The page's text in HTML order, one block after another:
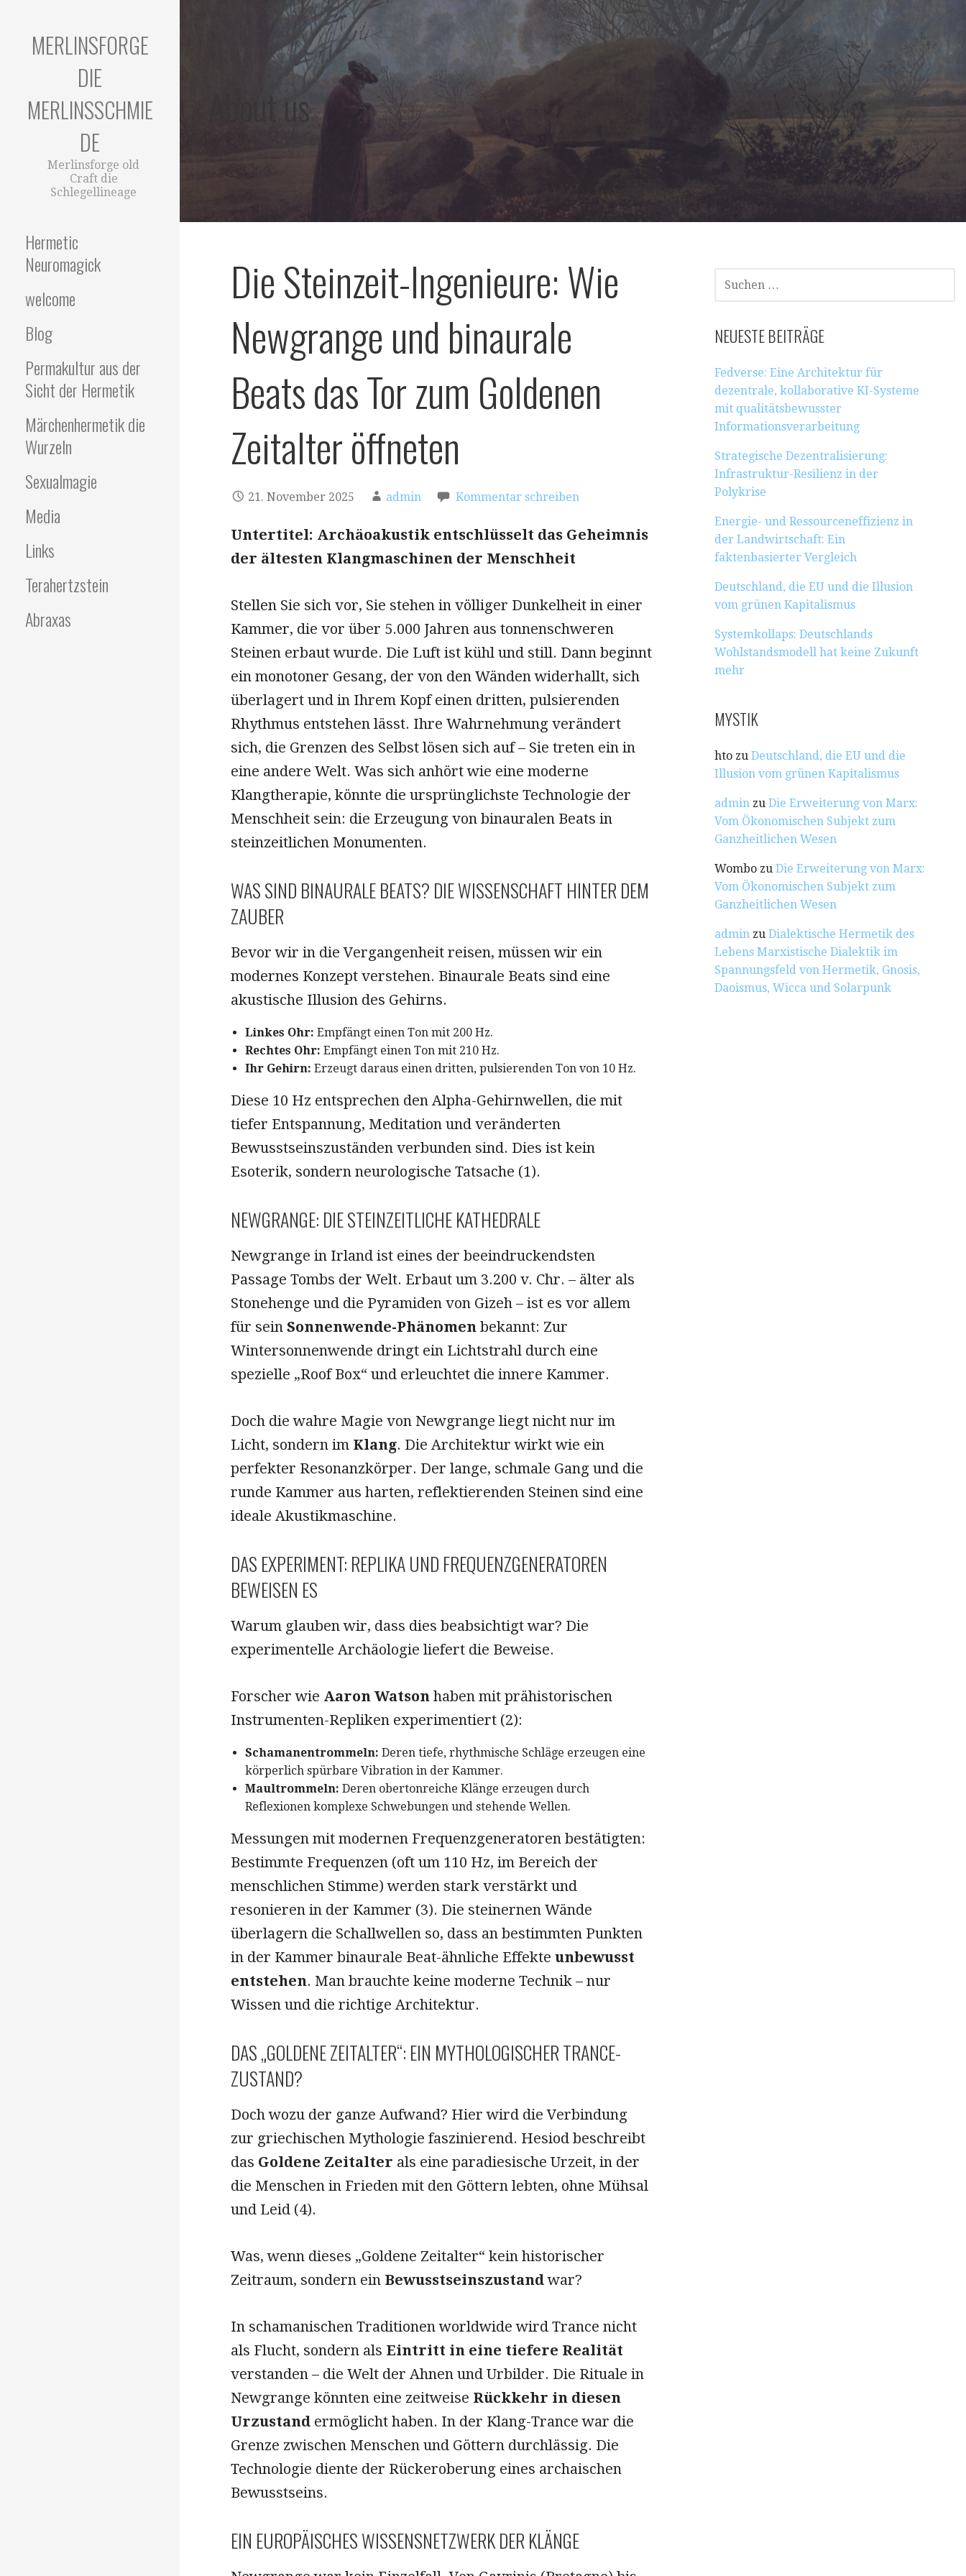
MERLINSFORGE
DIE
MERLINSSCHMIE
DE
Merlinsforge old
Craft die
Schlegellineage
Hermetic
Neuromagick
welcome
Blog
Permakultur aus der
Sicht der Hermetik
Märchenhermetik die
Wurzeln
Sexualmagie
Media
Links
Terahertzstein
Abraxas
About us
Die Steinzeit-Ingenieure: Wie
Newgrange und binaurale
Beats das Tor zum Goldenen
Zeitalter öffneten
21. November 2025 admin Kommentar schreiben
Untertitel: Archäoakustik entschlüsselt das Geheimnis
der ältesten Klangmaschinen der Menschheit
Stellen Sie sich vor, Sie stehen in völliger Dunkelheit in einer
Kammer, die vor über 5.000 Jahren aus tonnenschweren
Steinen erbaut wurde. Die Luft ist kühl und still. Dann beginnt
ein monotoner Gesang, der von den Wänden widerhallt, sich
überlagert und in Ihrem Kopf einen dritten, pulsierenden
Rhythmus entstehen lässt. Ihre Wahrnehmung verändert
sich, die Grenzen des Selbst lösen sich auf – Sie treten ein in
eine andere Welt. Was sich anhört wie eine moderne
Klangtherapie, könnte die ursprünglichste Technologie der
Menschheit sein: die Erzeugung von binauralen Beats in
steinzeitlichen Monumenten.
WAS SIND BINAURALE BEATS? DIE WISSENSCHAFT HINTER DEM
ZAUBER
Bevor wir in die Vergangenheit reisen, müssen wir ein
modernes Konzept verstehen. Binaurale Beats sind eine
akustische Illusion des Gehirns.
Linkes Ohr: Empfängt einen Ton mit 200 Hz.
Rechtes Ohr: Empfängt einen Ton mit 210 Hz.
Ihr Gehirn: Erzeugt daraus einen dritten, pulsierenden Ton von 10 Hz.
Diese 10 Hz entsprechen den Alpha-Gehirnwellen, die mit
tiefer Entspannung, Meditation und veränderten
Bewusstseinszuständen verbunden sind. Dies ist kein
Esoterik, sondern neurologische Tatsache (1).
NEWGRANGE: DIE STEINZEITLICHE KATHEDRALE
Newgrange in Irland ist eines der beeindruckendsten
Passage Tombs der Welt. Erbaut um 3.200 v. Chr. – älter als
Stonehenge und die Pyramiden von Gizeh – ist es vor allem
für sein Sonnenwende-Phänomen bekannt: Zur
Wintersonnenwende dringt ein Lichtstrahl durch eine
spezielle „Roof Box“ und erleuchtet die innere Kammer.
Doch die wahre Magie von Newgrange liegt nicht nur im
Licht, sondern im Klang. Die Architektur wirkt wie ein
perfekter Resonanzkörper. Der lange, schmale Gang und die
runde Kammer aus harten, reflektierenden Steinen sind eine
ideale Akustikmaschine.
DAS EXPERIMENT: REPLIKA UND FREQUENZGENERATOREN
BEWEISEN ES
Warum glauben wir, dass dies beabsichtigt war? Die
experimentelle Archäologie liefert die Beweise.
Forscher wie Aaron Watson haben mit prähistorischen
Instrumenten-Repliken experimentiert (2):
Schamanentrommeln: Deren tiefe, rhythmische Schläge erzeugen eine
körperlich spürbare Vibration in der Kammer.
Maultrommeln: Deren obertonreiche Klänge erzeugen durch
Reflexionen komplexe Schwebungen und stehende Wellen.
Messungen mit modernen Frequenzgeneratoren bestätigten:
Bestimmte Frequenzen (oft um 110 Hz, im Bereich der
menschlichen Stimme) werden stark verstärkt und
resonieren in der Kammer (3). Die steinernen Wände
überlagern die Schallwellen so, dass an bestimmten Punkten
in der Kammer binaurale Beat-ähnliche Effekte unbewusst
entstehen. Man brauchte keine moderne Technik – nur
Wissen und die richtige Architektur.
DAS „GOLDENE ZEITALTER“: EIN MYTHOLOGISCHER TRANCE-
ZUSTAND?
Doch wozu der ganze Aufwand? Hier wird die Verbindung
zur griechischen Mythologie faszinierend. Hesiod beschreibt
das Goldene Zeitalter als eine paradiesische Urzeit, in der
die Menschen in Frieden mit den Göttern lebten, ohne Mühsal
und Leid (4).
Was, wenn dieses „Goldene Zeitalter“ kein historischer
Zeitraum, sondern ein Bewusstseinszustandwar?
In schamanischen Traditionen worldwide wird Trance nicht
als Flucht, sondern als Eintritt in eine tiefere Realität
verstanden – die Welt der Ahnen und Urbilder. Die Rituale in
Newgrange könnten eine zeitweise Rückkehr in diesen
Urzustand ermöglicht haben. In der Klang-Trance war die
Grenze zwischen Menschen und Göttern durchlässig. Die
Technologie diente der Rückeroberung eines archaischen
Bewusstseins.
EIN EUROPÄISCHES WISSENSNETZWERK DER KLÄNGE
SUCHEN
NACH:
NEUESTE BEITRÄGE
Fedverse: Eine Architektur für
dezentrale, kollaborative KI-Systeme
mit qualitätsbewusster
Informationsverarbeitung
Strategische Dezentralisierung:
Infrastruktur-Resilienz in der
Polykrise
Energie- und Ressourceneffizienz in
der Landwirtschaft: Ein
faktenbasierter Vergleich
Deutschland, die EU und die Illusion
vom grünen Kapitalismus
Systemkollaps: Deutschlands
Wohlstandsmodell hat keine Zukunft
mehr
MYSTIK
hto zuDeutschland, die EU und die
Illusion vom grünen Kapitalismus
admin zuDie Erweiterung von Marx:
Vom Ökonomischen Subjekt zum
Ganzheitlichen Wesen
Wombo zuDie Erweiterung von Marx:
Vom Ökonomischen Subjekt zum
Ganzheitlichen Wesen
admin zuDialektische Hermetik des
Lebens Marxistische Dialektik im
Spannungsfeld von Hermetik, Gnosis,
Daoismus, Wicca und Solarpunk